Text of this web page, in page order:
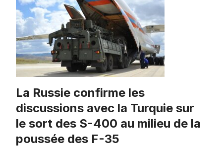
La Russie confirme les
discussions avec la Turquie sur
le sort des S-400 au milieu de la
poussée des F-35